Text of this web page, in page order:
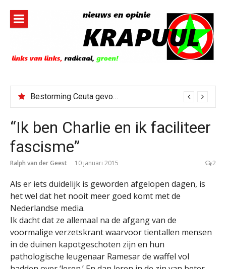
inhoud
Bestorming Ceuta gevolg van op sociale media verspreide hoax?
“Ik ben Charlie en ik faciliteer
fascisme”
Ralph van der Geest 10 januari 2015 2
Als er iets duidelijk is geworden afgelopen dagen, is
het wel dat het nooit meer goed komt met de
Nederlandse media.
Ik dacht dat ze allemaal na de afgang van de
voormalige verzetskrant waarvoor tientallen mensen
in de duinen kapotgeschoten zijn en hun
pathologische leugenaar Ramesar de waffel vol